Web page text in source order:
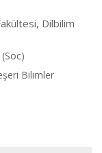
Dilbilim
Bilimler